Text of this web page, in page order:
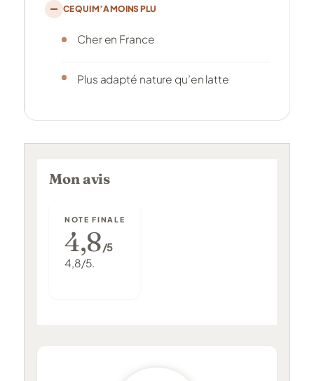
CE QUI M’A MOINS PLU
Cher en France
Plus adapté nature qu’en latte
Mon avis
NOTE FINALE
4,8 /5
4,8/5.